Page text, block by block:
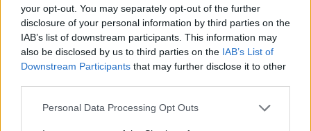
your opt-out. You may separately opt-out of the further
disclosure of your personal information by third parties on the
IAB’s list of downstream participants. This information may
also be disclosed by us to third parties on the IAB’s List of
Downstream Participants that may further disclose it to other
Personal Data Processing Opt Outs
Jus de citron au réveil : la
Comment vivre jusqu’à 100